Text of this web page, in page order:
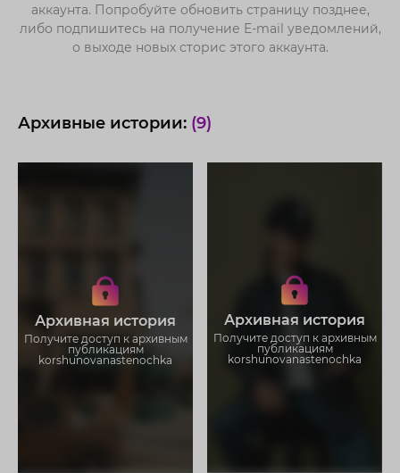
аккаунта. Попробуйте обновить страницу позднее,
либо подпишитесь на получение E-mail уведомлений,
о выходе новых сторис этого аккаунта.
Архивные истории: (9)
Архивная история
Получите доступ к архивным
публикациям
korshunovanastenochka
korshunovanastenochka
Загружайте истории без
ограничений
Архивная история
Получите доступ к архивным
публикациям
korshunovanastenochka
korshunovanastenochka
Загружайте истории без
ограничений